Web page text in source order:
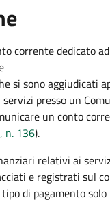
si sono aggiudicati
presso un
un conto
n. 136).
relativi ai
e registrati sul
di pagamento